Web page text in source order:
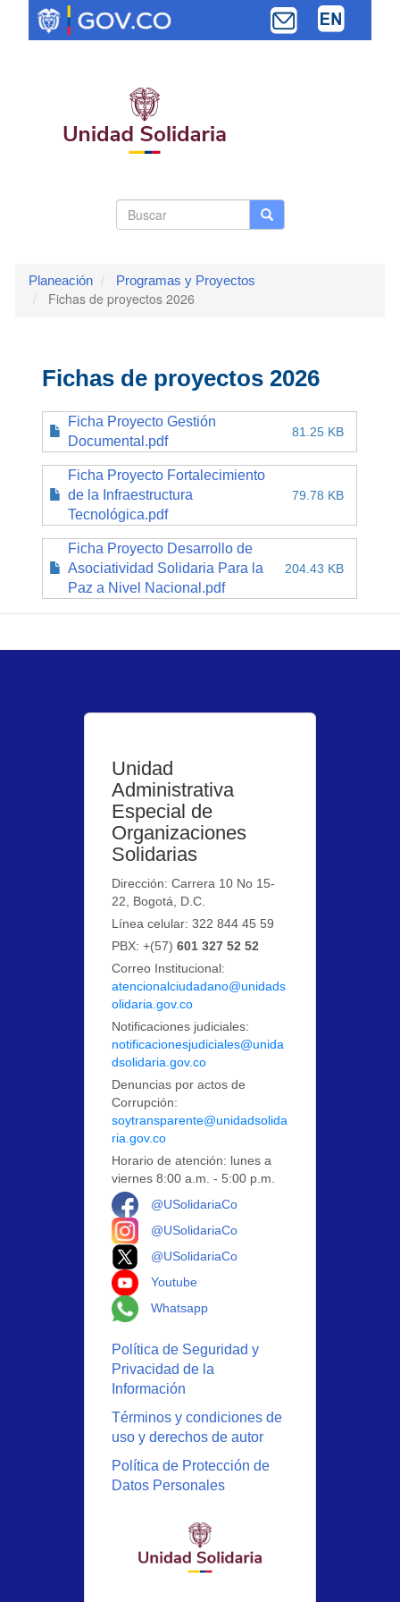
contenido
Buscar Buscar
Planeación Programas y Proyectos
Fichas de proyectos 2026
Fichas de proyectos 2026
Ficha Proyecto Gestión
Documental.pdf
81.25 KB
Ficha Proyecto Fortalecimiento
de la Infraestructura
Tecnológica.pdf
79.78 KB
Ficha Proyecto Desarrollo de
Asociatividad Solidaria Para la
Paz a Nivel Nacional.pdf
204.43 KB
Unidad
Administrativa
Especial de
Organizaciones
Solidarias
Dirección: Carrera 10 No 15-
22, Bogotá, D.C.
Línea celular: 322 844 45 59
PBX: +(57)601 327 52 52
Correo Institucional:
atencionalciudadano@unidads
olidaria.gov.co
Notificaciones judiciales:
notificacionesjudiciales@unida
dsolidaria.gov.co
Denuncias por actos de
Corrupción:
soytransparente@unidadsolida
ria.gov.co
Horario de atención: lunes a
viernes 8:00 a.m. - 5:00 p.m.
@USolidariaCo
@USolidariaCo
@USolidariaCo
Youtube
Whatsapp
Política de Seguridad y
Privacidad de la
Información
Términos y condiciones de
uso y derechos de autor
Política de Protección de
Datos Personales